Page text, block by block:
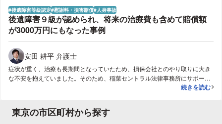
加入の保険会社からも速やかに十分な保険金を取得することができました。
後遺障害等級認定 慰謝料・損害賠償 人身事故
後遺障害９級が認められ、将来の治療費も含めて賠償額
が3000万円にもなった事例
安田 耕平 弁護士
症状が重く、治療も長期間となっていたため、損保会社とのやり取りに大き
な不安を抱えていました。そのため、稲葉セントラル法律事務所にサポート
をお願いすることにしました。弁護士の先生はさすがプロという感じで、後
果、賠償額は、将来の治療費も含め約３０００万にもなりました。
後遺障害９級
続きを読む
東京の市区町村から探す